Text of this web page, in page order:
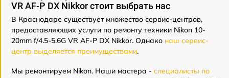
VR AF-P DX Nikkor стоит выбрать нас
В Краснодаре существует множество сервис-центров,
предоставляющих услуги по ремонту техники Nikon 10-
20mm f/4.5-5.6G VR AF-P DX Nikkor. Однако наш сервис-
центр выделяется преимуществами.
Мы ремонтируем Nikon. Наши мастера - специалисты по